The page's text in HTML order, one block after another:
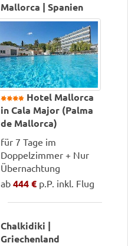
Mallorca | Spanien
Hotel Mallorca
in Cala Major (Palma
de Mallorca)
für 7 Tage im
Doppelzimmer + Nur
Übernachtung
ab 444 € p.P. inkl. Flug
Chalkidiki |
Griechenland